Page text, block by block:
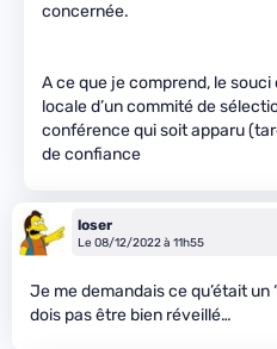
concernée.
A ce que je comprend, le souci
locale d’un commité de
conférence qui soit apparu
de confiance
loser
Le 08/12/2022 à 11h55
Je me demandais ce qu’était
dois pas être bien réveillé…